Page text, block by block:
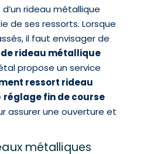
rideau métallique
de ses ressorts. Lorsque
il faut envisager de
rideau métallique
propose un service
ressort rideau
réglage fin de course
assurer une ouverture et
métalliques